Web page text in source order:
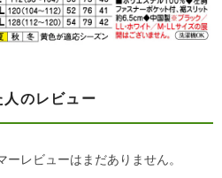
人のレビュー
レビューはまだありません。